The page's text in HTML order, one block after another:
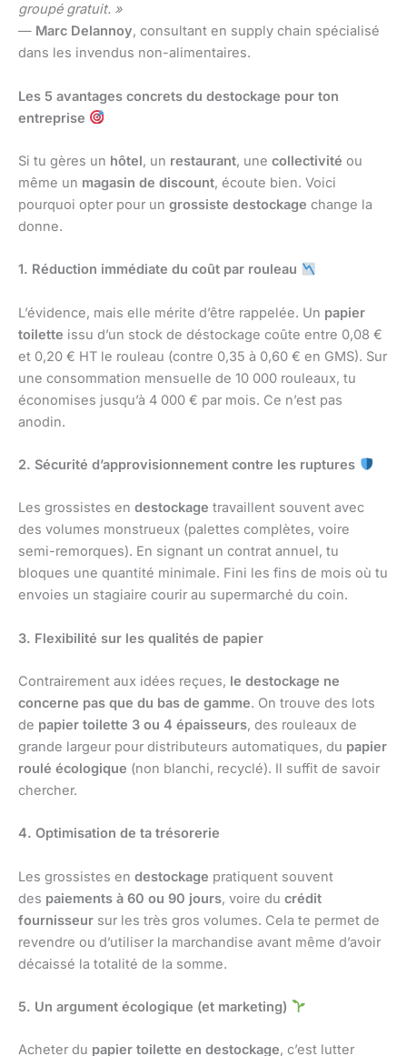
groupé gratuit. »
— Marc Delannoy, consultant en supply chain spécialisé
dans les invendus non-alimentaires.
Les 5 avantages concrets du destockage pour ton
entreprise
Si tu gères un hôtel, un restaurant, une collectivité ou
même un magasin de discount, écoute bien. Voici
pourquoi opter pour un grossiste destockage change la
donne.
1. Réduction immédiate du coût par rouleau
L’évidence, mais elle mérite d’être rappelée. Un papier
toilette issu d’un stock de déstockage coûte entre 0,08 €
et 0,20 € HT le rouleau (contre 0,35 à 0,60 € en GMS). Sur
une consommation mensuelle de 10 000 rouleaux, tu
économises jusqu’à 4 000 € par mois. Ce n’est pas
anodin.
2. Sécurité d’approvisionnement contre les ruptures
Les grossistes en destockage travaillent souvent avec
des volumes monstrueux (palettes complètes, voire
semi-remorques). En signant un contrat annuel, tu
bloques une quantité minimale. Fini les fins de mois où tu
envoies un stagiaire courir au supermarché du coin.
3. Flexibilité sur les qualités de papier
Contrairement aux idées reçues, le destockage ne
concerne pas que du bas de gamme. On trouve des lots
de papier toilette 3 ou 4 épaisseurs, des rouleaux de
grande largeur pour distributeurs automatiques, du papier
roulé écologique (non blanchi, recyclé). Il suffit de savoir
chercher.
4. Optimisation de ta trésorerie
Les grossistes en destockage pratiquent souvent
des paiements à 60 ou 90 jours, voire du crédit
fournisseur sur les très gros volumes. Cela te permet de
revendre ou d’utiliser la marchandise avant même d’avoir
décaissé la totalité de la somme.
5. Un argument écologique (et marketing)
Acheter du papier toilette en destockage, c’est lutter